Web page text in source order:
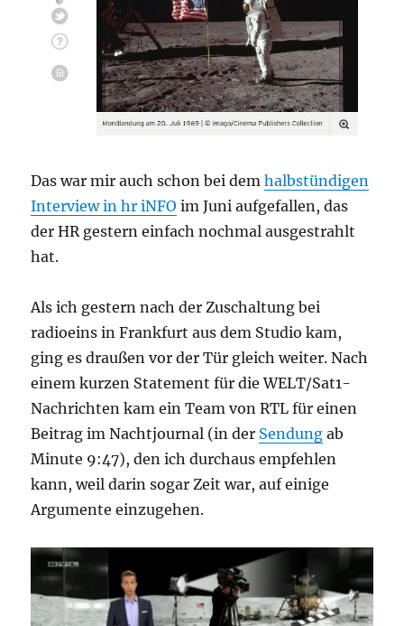
Das war mir auch schon bei demhalbstündigen
Interview in hr iNFO im Juni aufgefallen, das
der HR gestern einfach nochmal ausgestrahlt
hat.
Als ich gestern nach der Zuschaltung bei
radioeins in Frankfurt aus dem Studio kam,
ging es draußen vor der Tür gleich weiter. Nach
einem kurzen Statement für die WELT/Sat1-
Nachrichten kam ein Team von RTL für einen
Beitrag im Nachtjournal (in der Sendung ab
Minute 9:47), den ich durchaus empfehlen
kann, weil darin sogar Zeit war, auf einige
Argumente einzugehen.